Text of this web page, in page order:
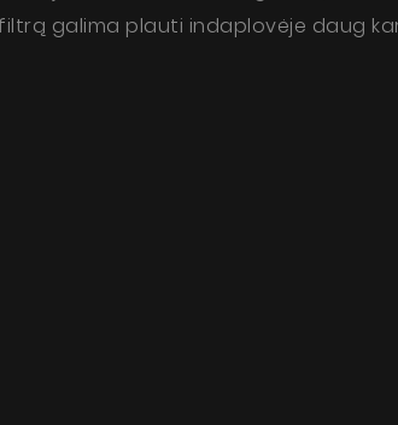
tvarkomi pagal Lietuvos
galima plauti indaplovėje daug